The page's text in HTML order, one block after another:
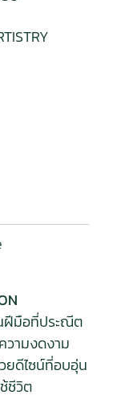
ฝีมือที่ประณีต
วามงดงาม
ยดีไซน์ที่อบอุ่น
ชีวิต